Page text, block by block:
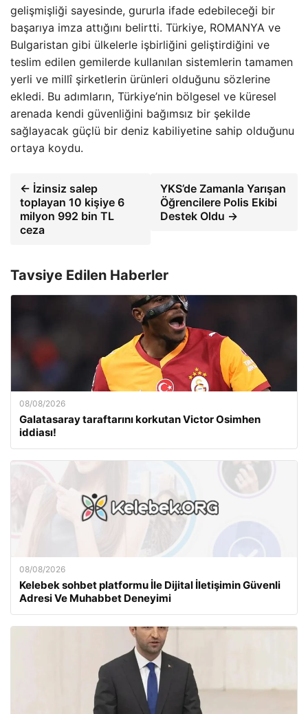
gelişmişliği sayesinde, gururla ifade edebileceği bir
başarıya imza attığını belirtti. Türkiye, ROMANYA ve
Bulgaristan gibi ülkelerle işbirliğini geliştirdiğini ve
teslim edilen gemilerde kullanılan sistemlerin tamamen
yerli ve millî şirketlerin ürünleri olduğunu sözlerine
ekledi. Bu adımların, Türkiye’nin bölgesel ve küresel
arenada kendi güvenliğini bağımsız bir şekilde
sağlayacak güçlü bir deniz kabiliyetine sahip olduğunu
ortaya koydu.
← İzinsiz salep
toplayan 10 kişiye 6
milyon 992 bin TL
ceza
YKS’de Zamanla Yarışan
Öğrencilere Polis Ekibi
Destek Oldu →
Tavsiye Edilen Haberler
08/08/2026
Galatasaray taraftarını korkutan Victor Osimhen
iddiası!
08/08/2026
Kelebek sohbet platformu İle Dijital İletişimin Güvenli
Adresi Ve Muhabbet Deneyimi